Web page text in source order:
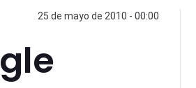
25 de mayo de 2010 - 00:00